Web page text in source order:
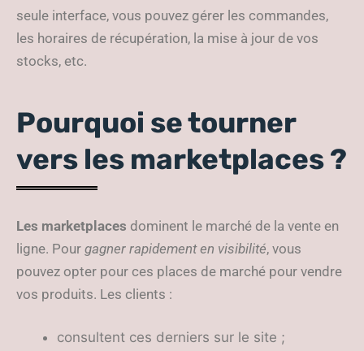
seule interface, vous pouvez gérer les commandes,
les horaires de récupération, la mise à jour de vos
stocks, etc.
Pourquoi se tourner
vers les marketplaces ?
Les marketplaces dominent le marché de la vente en
ligne. Pour gagner rapidement en visibilité, vous
pouvez opter pour ces places de marché pour vendre
vos produits. Les clients :
consultent ces derniers sur le site ;